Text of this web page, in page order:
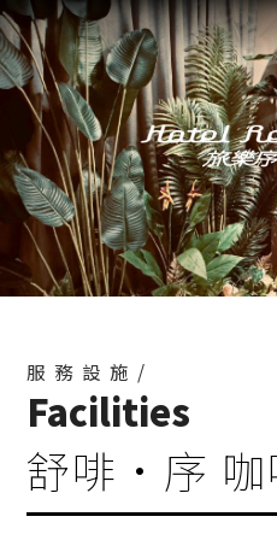
服務設施/
Facilities
舒啡·序 咖